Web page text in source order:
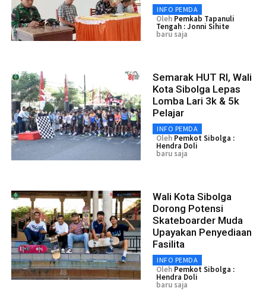
INFO PEMDA
Oleh Pemkab Tapanuli
Tengah : Jonni Sihite
baru saja
Semarak HUT RI, Wali
Kota Sibolga Lepas
Lomba Lari 3k & 5k
Pelajar
INFO PEMDA
Oleh Pemkot Sibolga :
Hendra Doli
baru saja
Wali Kota Sibolga
Dorong Potensi
Skateboarder Muda
Upayakan Penyediaan
Fasilita
INFO PEMDA
Oleh Pemkot Sibolga :
Hendra Doli
baru saja